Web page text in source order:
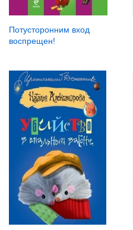
Потусторонним вход
воспрещен!